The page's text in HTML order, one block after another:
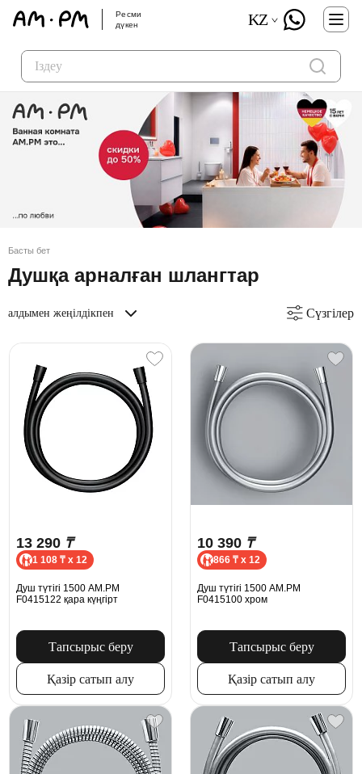
Ресми
дүкен
KZ
Басты бет
Душқа арналған шлангтар
алдымен жеңілдікпен Сүзгілер
13 290 ₸
1 108 ₸ x 12
Душ түтігі 1500 AM.PM
F0415122 қара күңгірт
Тапсырыс беру
Қазір сатып алу
10 390 ₸
866 ₸ x 12
Душ түтігі 1500 AM.PM
F0415100 хром
Тапсырыс беру
Қазір сатып алу